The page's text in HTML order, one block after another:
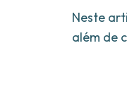
Neste
além de